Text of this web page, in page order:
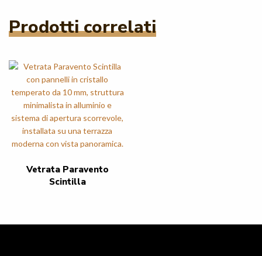
Prodotti correlati
Vetrata Paravento
Scintilla